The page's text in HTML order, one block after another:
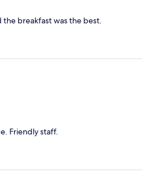
breakfast was the best.
Friendly staff.